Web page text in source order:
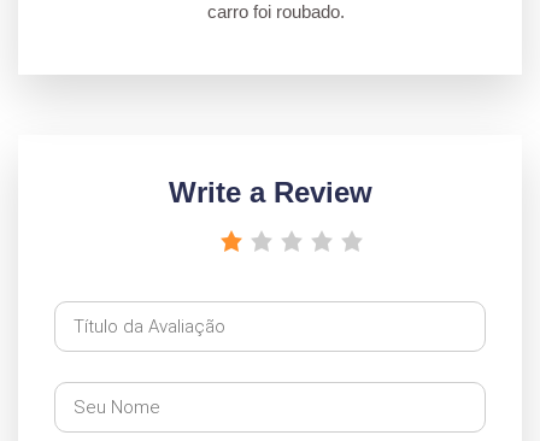
carro foi roubado.
Write a Review